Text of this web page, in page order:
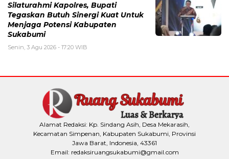
Silaturahmi Kapolres, Bupati
Tegaskan Butuh Sinergi Kuat Untuk
Menjaga Potensi Kabupaten
Sukabumi
Senin, 3 Agu 2026 - 17:20 WIB
Alamat Redaksi: Kp. Sindang Asih, Desa Mekarasih,
Kecamatan Simpenan, Kabupaten Sukabumi, Provinsi
Jawa Barat, Indonesia, 43361
Email: redaksiruangsukabumi@gmail.com